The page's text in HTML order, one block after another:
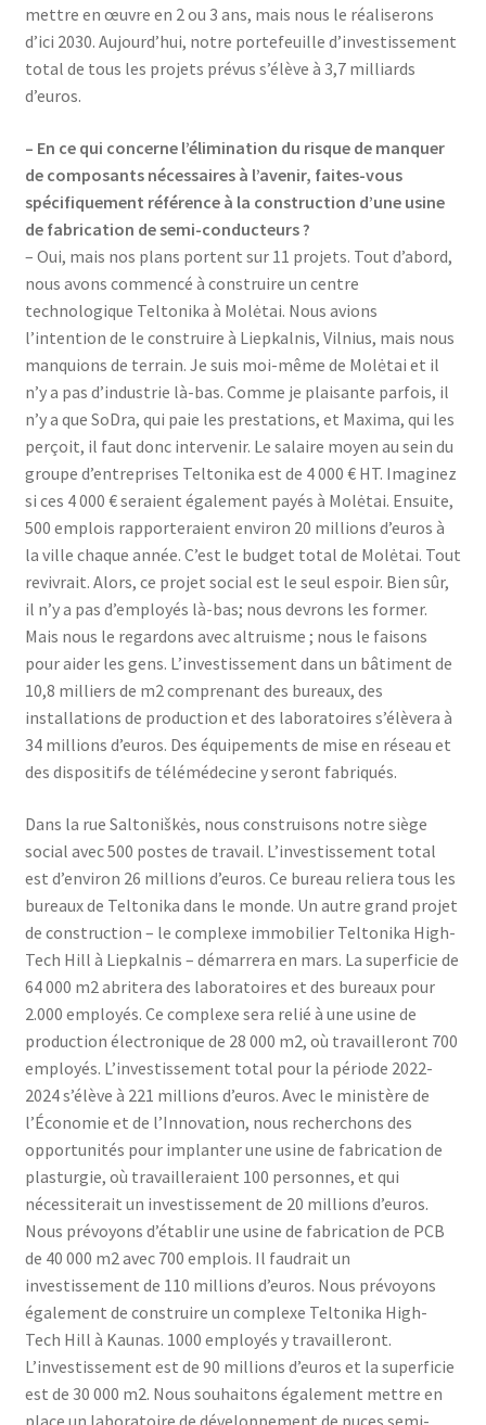
mettre en œuvre en 2 ou 3 ans, mais nous le réaliserons
d’ici 2030. Aujourd’hui, notre portefeuille d’investissement
total de tous les projets prévus s’élève à 3,7 milliards
d’euros.
– En ce qui concerne l’élimination du risque de manquer
de composants nécessaires à l’avenir, faites-vous
spécifiquement référence à la construction d’une usine
de fabrication de semi-conducteurs ?
– Oui, mais nos plans portent sur 11 projets. Tout d’abord,
nous avons commencé à construire un centre
technologique Teltonika à Molėtai. Nous avions
l’intention de le construire à Liepkalnis, Vilnius, mais nous
manquions de terrain. Je suis moi-même de Molėtai et il
n’y a pas d’industrie là-bas. Comme je plaisante parfois, il
n’y a que SoDra, qui paie les prestations, et Maxima, qui les
perçoit, il faut donc intervenir. Le salaire moyen au sein du
groupe d’entreprises Teltonika est de 4 000 € HT. Imaginez
si ces 4 000 € seraient également payés à Molėtai. Ensuite,
500 emplois rapporteraient environ 20 millions d’euros à
la ville chaque année. C’est le budget total de Molėtai. Tout
revivrait. Alors, ce projet social est le seul espoir. Bien sûr,
il n’y a pas d’employés là-bas; nous devrons les former.
Mais nous le regardons avec altruisme ; nous le faisons
pour aider les gens. L’investissement dans un bâtiment de
10,8 milliers de m2 comprenant des bureaux, des
installations de production et des laboratoires s’élèvera à
34 millions d’euros. Des équipements de mise en réseau et
des dispositifs de télémédecine y seront fabriqués.
Dans la rue Saltoniškės, nous construisons notre siège
social avec 500 postes de travail. L’investissement total
est d’environ 26 millions d’euros. Ce bureau reliera tous les
bureaux de Teltonika dans le monde. Un autre grand projet
de construction – le complexe immobilier Teltonika High-
Tech Hill à Liepkalnis – démarrera en mars. La superficie de
64 000 m2 abritera des laboratoires et des bureaux pour
2.000 employés. Ce complexe sera relié à une usine de
production électronique de 28 000 m2, où travailleront 700
employés. L’investissement total pour la période 2022-
2024 s’élève à 221 millions d’euros. Avec le ministère de
l’Économie et de l’Innovation, nous recherchons des
opportunités pour implanter une usine de fabrication de
plasturgie, où travailleraient 100 personnes, et qui
nécessiterait un investissement de 20 millions d’euros.
Nous prévoyons d’établir une usine de fabrication de PCB
de 40 000 m2 avec 700 emplois. Il faudrait un
investissement de 110 millions d’euros. Nous prévoyons
également de construire un complexe Teltonika High-
Tech Hill à Kaunas. 1000 employés y travailleront.
L’investissement est de 90 millions d’euros et la superficie
est de 30 000 m2. Nous souhaitons également mettre en
place un laboratoire de développement de puces semi-